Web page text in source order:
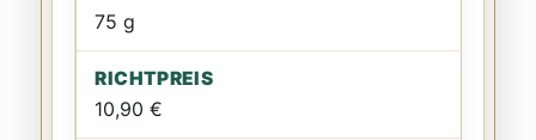
75 g
10,90 €